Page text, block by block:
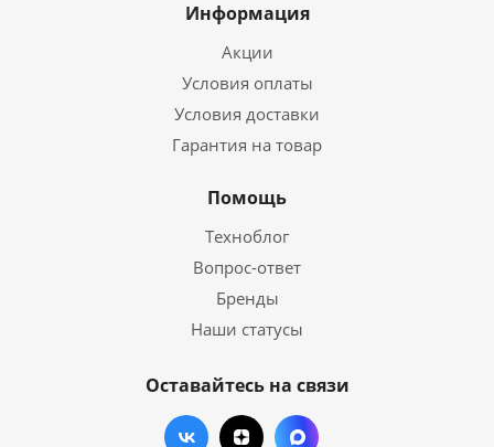
Информация
Акции
Условия оплаты
Условия доставки
Гарантия на товар
Помощь
Техноблог
Вопрос-ответ
Бренды
Наши статусы
Оставайтесь на связи